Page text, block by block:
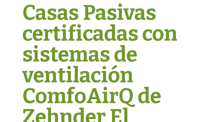
Casas Pasivas
certificadas con
sistemas de
ventilación
ComfoAirQ de
Zehnder El